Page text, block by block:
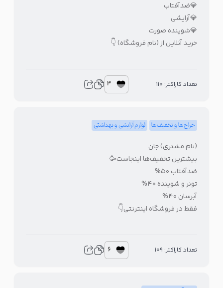
💎ضدآفتاب
💎آرایشی
💎شوینده صورت
خرید آنلاین از (نام فروشگاه) 👇
تعداد کاراکتر: 110 3
حراج‌ها و تخفیف‌ها لوازم آرایشی و بهداشتی
(نام مشتری) جان
بیشترین تخفیف‌ها اینجاست🥳
ضدآفتاب ۵۰%
تونر و شوینده ۴۰%
آبرسان ۴۰%
فقط در فروشگاه اینترنتی👇
تعداد کاراکتر: 109 6